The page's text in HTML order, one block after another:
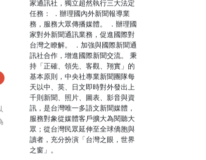
家通訊社，獨立超然執行三大法定
任務： ．辦理國內外新聞報導業
務，服務大眾傳播媒體。 ．辦理國
家對外新聞通訊業務，促進國際對
台灣之瞭解。 ．加強與國際新聞通
訊社合作，增進國際新聞交流。 秉
持「正確、領先、客觀、翔實」的
基本原則，中央社專業新聞團隊每
天以中、英、日文即時對外發出上
千則新聞、照片、圖表、影音與資
訊，是台灣唯一多語文新聞媒體，
服務對象從媒體客戶擴大為閱聽大
眾；從台灣民眾延伸至全球僑胞與
讀者，充分扮演「台灣之眼，世界
之窗」。